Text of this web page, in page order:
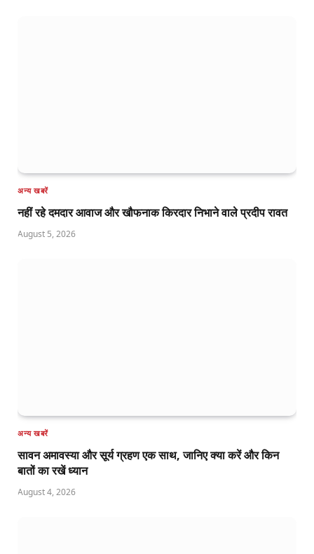
अन्य खबरें
नहीं रहे दमदार आवाज और खौफनाक किरदार निभाने वाले प्रदीप रावत
August 5, 2026
अन्य खबरें
सावन अमावस्या और सूर्य ग्रहण एक साथ, जानिए क्या करें और किन
बातों का रखें ध्यान
August 4, 2026